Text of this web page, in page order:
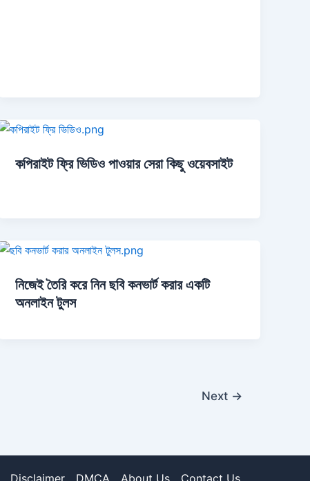
কপিরাইট ফ্রি ভিডিও পাওয়ার সেরা কিছু ওয়েবসাইট
নিজেই তৈরি করে নিন ছবি কনভার্ট করার একটি
অনলাইন টুলস
Next →
Disclaimer DMCA About Us Contact Us